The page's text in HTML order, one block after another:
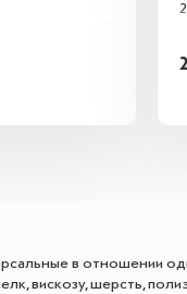
в отношении
вискозу, шерсть,